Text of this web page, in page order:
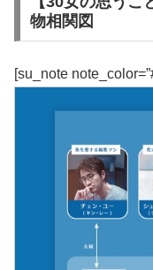
物相関図
[su_note